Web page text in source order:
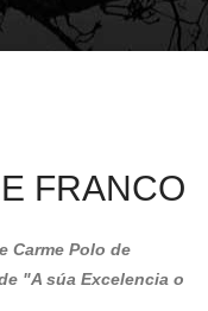
FRANCO
Carme Polo de
"A súa Excelencia o